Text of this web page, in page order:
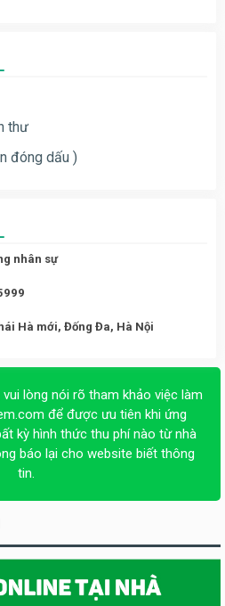
thư
đóng dấu )
nhân sự
Hà mới, Đống Đa, Hà Nội
lòng nói rõ tham khảo việc làm
để được ưu tiên khi ứng
kỳ hình thức thu phí nào từ nhà
báo lại cho website biết thông
tin.